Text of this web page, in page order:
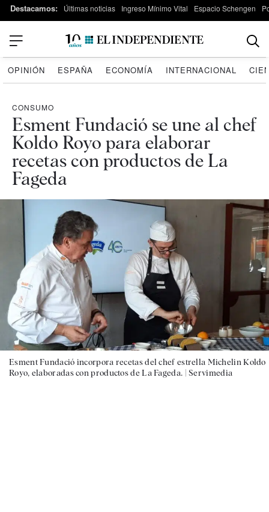
Destacamos: Últimas noticias Ingreso Mínimo Vital Espacio Schengen
OPINIÓN ESPAÑA ECONOMÍA INTERNACIONAL
CONSUMO
Esment Fundació se une al chef
Koldo Royo para elaborar
recetas con productos de La
Fageda
Esment Fundació incorpora recetas del chef estrella Michelin Koldo
Royo, elaboradas con productos de La Fageda. |Servimedia